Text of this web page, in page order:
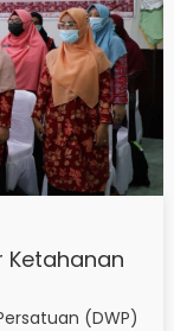
Ketahanan
(DWP)